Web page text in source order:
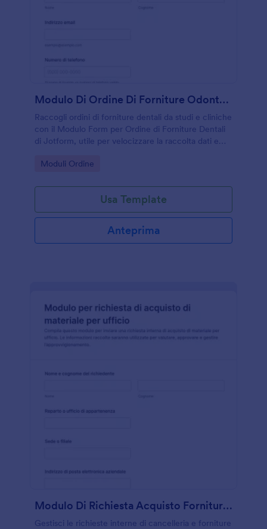
Modulo Di Ordine Di Forniture Odontoiatriche
Raccogli ordini di forniture dentali da studi e cliniche
con il Modulo Form per Ordine di Forniture Dentali
di Jotform, utile per velocizzare la raccolta dati e
Go to Category:
Moduli Ordine
Usa Template
Anteprima
Modulo Di Richiesta Acquisto Forniture Per Ufficio
Gestisci le richieste interne di cancelleria e forniture